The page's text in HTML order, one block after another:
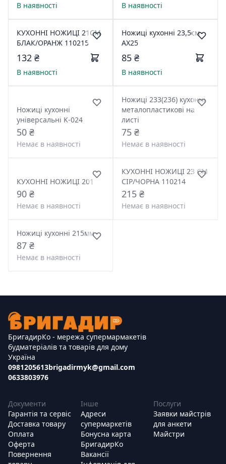
В наявності В наявності
КУХОННІ НОЖИЦІ 21СМ
БЛАК/ОРАНЖ 110215
132 ₴
В наявності
Ножиці кухонні 23,5см
АХ25
85 ₴
В наявності
Ножиці кухонні
універсальні K-024
50 ₴
Немає в наявності
Ножиці 233(236) кухонні
металопластикові на
листі
75 ₴
Немає в наявності
КУХОННІ НОЖИЦІ 201
90 ₴
Немає в наявності
КУХОННІ НОЖИЦІ 23 СМ
СІР/ЧОРНА 110214
215 ₴
Немає в наявності
Ножиці кухонні 215мм
87 ₴
Немає в наявності
БригадирКо - мережа супермармакетів
будматеріалів та товарів для дому
Україна
0981205613
0633803976
brigadirmyk@gmail.com
Документи
Гарантія та сервіс
Доставка товару
Оплата
Оферта
Повернення
Інше
Адреси
супермаркетів
Бонусна карта
БригадирКо
Вакансії
Послуги
Заявки майстрів
для анкети
Майстри